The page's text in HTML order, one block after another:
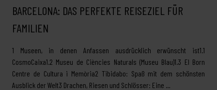
BARCELONA: DAS PERFEKTE REISEZIEL FÜR
FAMILIEN
1 Museen, in denen Anfassen ausdrücklich erwünscht ist1.1
CosmoCaixa1.2 Museu de Ciències Naturals (Museu Blau)1.3 El Born
Centre de Cultura i Memòria2 Tibidabo: Spaß mit dem schönsten
Ausblick der Welt3 Drachen, Riesen und Schlösser: Eine …